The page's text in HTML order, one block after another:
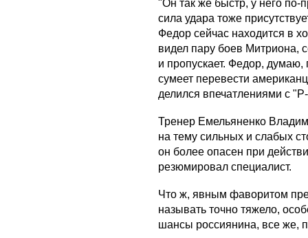
"Он так же быстр, у него по-
сила удара тоже
Федор сейчас находится в
видел пару боев Митриона,
и пропускает. Федор,
сумеет перевести
делился впечатлениями с
Тренер Емельяненко
на тему сильных и слабых
он более опасен при
резюмировал специалист.
Что ж, явным фаворитом
называть точно тяжело,
шансы россиянина, все же,